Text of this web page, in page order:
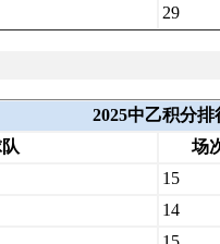
29
2025中乙积分
场
15
14